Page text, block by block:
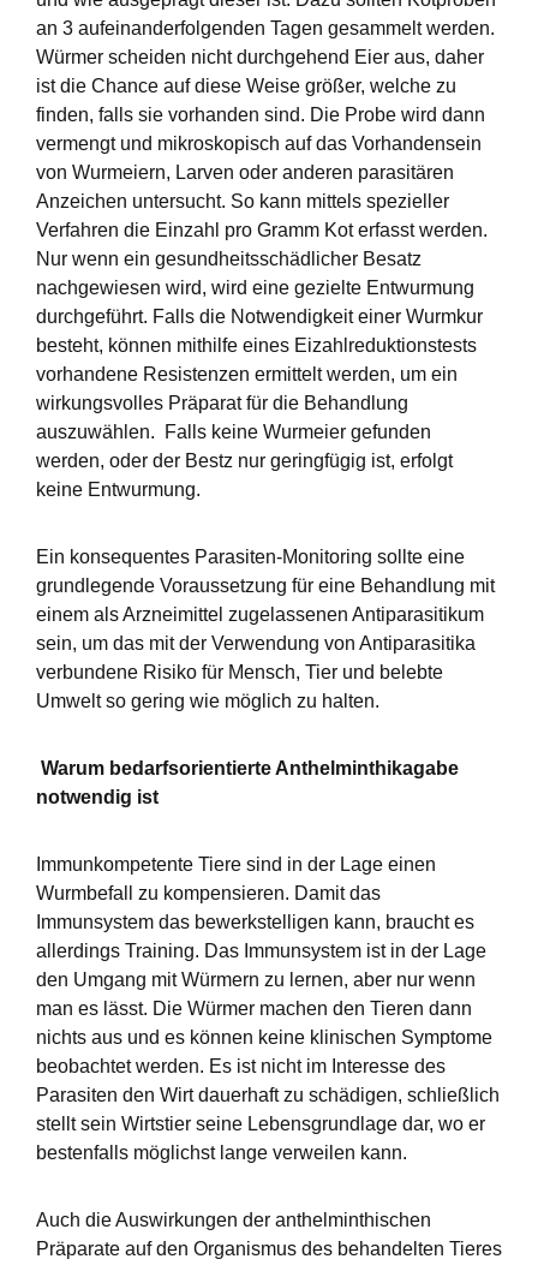
an 3 aufeinanderfolgenden Tagen gesammelt werden.
Würmer scheiden nicht durchgehend Eier aus, daher
ist die Chance auf diese Weise größer, welche zu
finden, falls sie vorhanden sind. Die Probe wird dann
vermengt und mikroskopisch auf das Vorhandensein
von Wurmeiern, Larven oder anderen parasitären
Anzeichen untersucht. So kann mittels spezieller
Verfahren die Einzahl pro Gramm Kot erfasst werden.
Nur wenn ein gesundheitsschädlicher Besatz
nachgewiesen wird, wird eine gezielte Entwurmung
durchgeführt. Falls die Notwendigkeit einer Wurmkur
besteht, können mithilfe eines Eizahlreduktionstests
vorhandene Resistenzen ermittelt werden, um ein
wirkungsvolles Präparat für die Behandlung
auszuwählen.
Falls keine Wurmeier gefunden
werden, oder der Bestz nur geringfügig ist, erfolgt
keine Entwurmung.
Ein konsequentes Parasiten-Monitoring sollte eine
grundlegende Voraussetzung für eine Behandlung mit
einem als Arzneimittel zugelassenen Antiparasitikum
sein, um das mit der Verwendung von Antiparasitika
verbundene Risiko für Mensch, Tier und belebte
Umwelt so gering wie möglich zu halten.
Warum bedarfsorientierte Anthelminthikagabe
notwendig ist
Immunkompetente Tiere sind in der Lage einen
Wurmbefall zu kompensieren. Damit das
Immunsystem das bewerkstelligen kann, braucht es
allerdings Training. Das Immunsystem ist in der Lage
den Umgang mit Würmern zu lernen, aber nur wenn
man es lässt. Die Würmer machen den Tieren dann
nichts aus und es können keine klinischen Symptome
beobachtet werden. Es ist nicht im Interesse des
Parasiten den Wirt dauerhaft zu schädigen, schließlich
stellt sein Wirtstier seine Lebensgrundlage dar, wo er
bestenfalls möglichst lange verweilen kann.
Auch die Auswirkungen der anthelminthischen
Präparate auf den Organismus des behandelten Tieres